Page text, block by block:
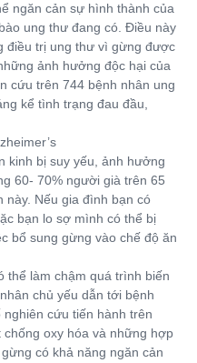
ngăn cản sự hình thành của
ung thư đang có. Điều này
điều trị ung thư vì gừng được
ảnh hưởng độc hại của
cứu trên 744 bệnh nhân ung
kể tình trạng đau đầu,
kinh bị suy yếu, ảnh hưởng
60- 70% người già trên 65
này. Nếu gia đình bạn có
bạn lo sợ mình có thể bị
bổ sung gừng vào chế độ ăn
thể làm chậm quá trình biến
chủ yếu dẫn tới bệnh
nghiên cứu tiến hành trên
oxy hóa và những hợp
có khả năng ngăn cản